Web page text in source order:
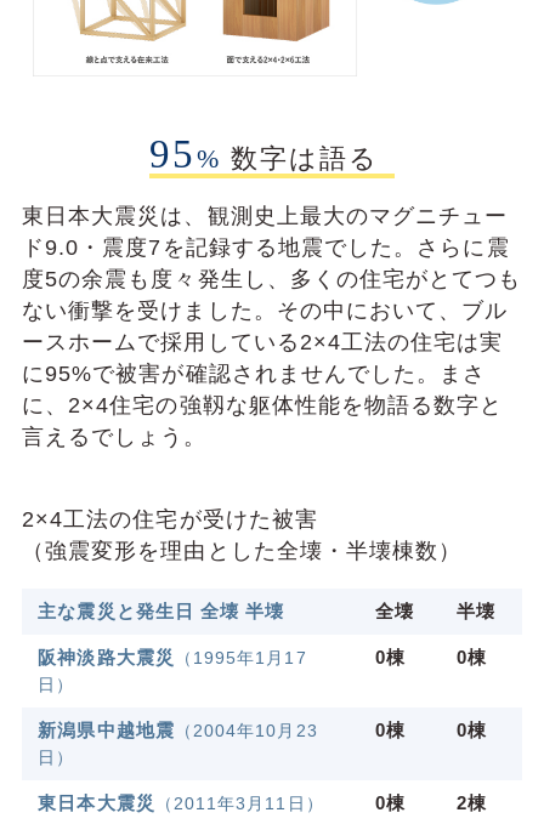
95% 数字は語る
東⽇本⼤震災は、観測史上最⼤のマグニチュー
ド9.0・震度7を記録する地震でした。さらに震
度5の余震も度々発⽣し、多くの住宅がとてつも
ない衝撃を受けました。その中において、ブル
ースホームで採⽤している2×4⼯法の住宅は実
に95%で被害が確認されませんでした。まさ
に、2×4住宅の強靱な躯体性能を物語る数字と
⾔えるでしょう。
2×4⼯法の住宅が受けた被害
（強震変形を理由とした全壊・半壊棟数）
主な震災と発⽣⽇ 全壊 半壊 全壊 半壊
阪神淡路⼤震災
（1995年1⽉17
⽇）
0棟 0棟
新潟県中越地震 （2004年10⽉23
⽇）
0棟 0棟
東⽇本⼤震災 （2011年3⽉11⽇） 0棟 2棟